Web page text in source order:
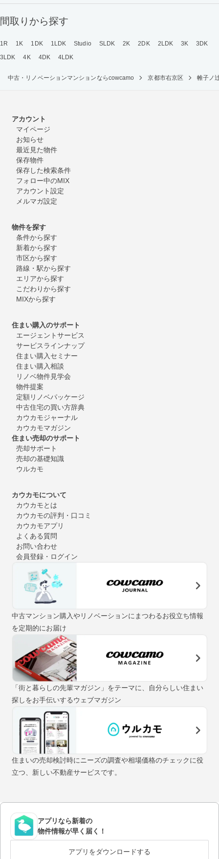
間取りから探す
1R 1K 1DK 1LDK Studio SLDK 2K 2DK 2LDK 3K
3DK
3LDK
4K 4DK 4LDK
中古・リノベーションマンションならcowcamo 京都市右京区 帷子ノ
アカウント
マイページ
お知らせ
最近見た物件
保存物件
保存した検索条件
フォロー中のMIX
アカウント設定
メルマガ設定
物件を探す
条件から探す
新着から探す
市区から探す
路線・駅から探す
エリアから探す
こだわりから探す
MIXから探す
住まい購入のサポート
エージェントサービス
サービスラインナップ
住まい購入セミナー
住まい購入相談
リノベ物件見学会
物件提案
定額リノベパッケージ
中古住宅の買い方辞典
カウカモジャーナル
カウカモマガジン
住まい売却のサポート
売却サポート
売却の基礎知識
ウルカモ
カウカモについて
カウカモとは
カウカモの評判・口コミ
カウカモアプリ
よくある質問
お問い合わせ
会員登録・ログイン
中古マンション購入やリノベーションにまつわるお役立ち情報
を定期的にお届け
「街と暮らしの先輩マガジン」をテーマに、自分らしい住まい
探しをお手伝いするウェブマガジン
住まいの売却検討時にニーズの調査や相場価格のチェックに役
立つ、新しい不動産サービスです。
アプリなら新着の
物件情報が早く届く！
アプリをダウンロードする